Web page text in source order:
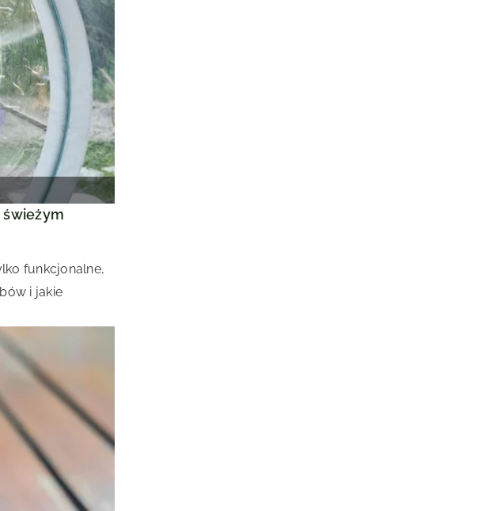
funkcjonalne,
i jakie